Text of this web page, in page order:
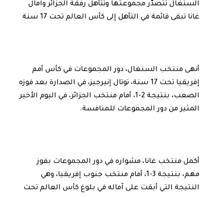
السنغال تتصدّر مجموعتها وتتأهل رفقة الجزائر وآمال
غانا تبقى قائمة في التأهل إلى كأس العالم تحت 17 سنة
أنهى منتخب السنغال، دور المجموعات في كأس أمم
إفريقيا تحت 17 سنة، توتال إنيرجيز، في الصدارة بعد فوزه
الصعب، بنتيجة 2-1، أمام منتخب الجزائر، في اليوم الأخير
المثير من دور المجموعات للمنافسة.
أكمل منتخب غانا، مشواره في دور المجموعات بفوز
مهم، بنتيجة 3-1، أمام منتخب جنوب إفريقيا، وهي
النتيجة التي أبقت على آماله في بلوغ كأس العالم تحت